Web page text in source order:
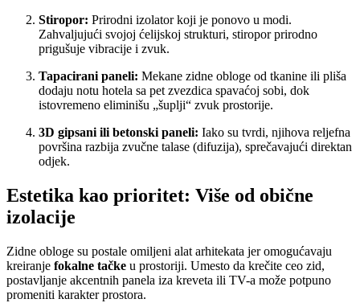
Stiropor: Prirodni izolator koji je ponovo u modi.
Zahvaljujući svojoj ćelijskoj strukturi, stiropor prirodno
prigušuje vibracije i zvuk.
Tapacirani paneli: Mekane zidne obloge od tkanine ili pliša
dodaju notu hotela sa pet zvezdica spavaćoj sobi, dok
istovremeno eliminišu „šuplji“ zvuk prostorije.
3D gipsani ili betonski paneli: Iako su tvrdi, njihova reljefna
površina razbija zvučne talase (difuzija), sprečavajući direktan
odjek.
Estetika kao prioritet: Više od obične
izolacije
Zidne obloge su postale omiljeni alat arhitekata jer omogućavaju
kreiranje fokalne tačke u prostoriji. Umesto da krečite ceo zid,
postavljanje akcentnih panela iza kreveta ili TV-a može potpuno
promeniti karakter prostora.